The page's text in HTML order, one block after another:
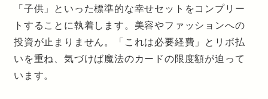
「子供」といった標準的な幸せセットをコンプリー
トすることに執着します。美容やファッションへの
投資が止まりません。「これは必要経費」とリボ払
いを重ね、気づけば魔法のカードの限度額が迫って
います。